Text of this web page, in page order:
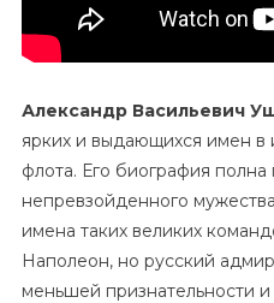
Александр Васильевич
ярких и выдающихся имен в
флота. Его биография
непревзойденного
имена таких великих
Наполеон, но русский
меньшей признательности